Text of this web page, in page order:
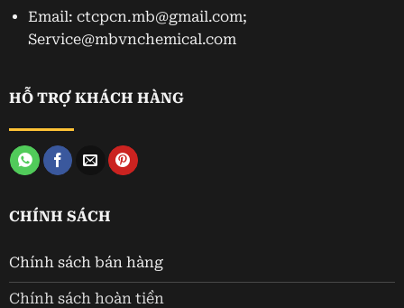
Email: ctcpcn.mb@gmail.com;
Service@mbvnchemical.com
HỖ TRỢ KHÁCH HÀNG
CHÍNH SÁCH
Chính sách bán hàng
Chính sách hoàn tiền